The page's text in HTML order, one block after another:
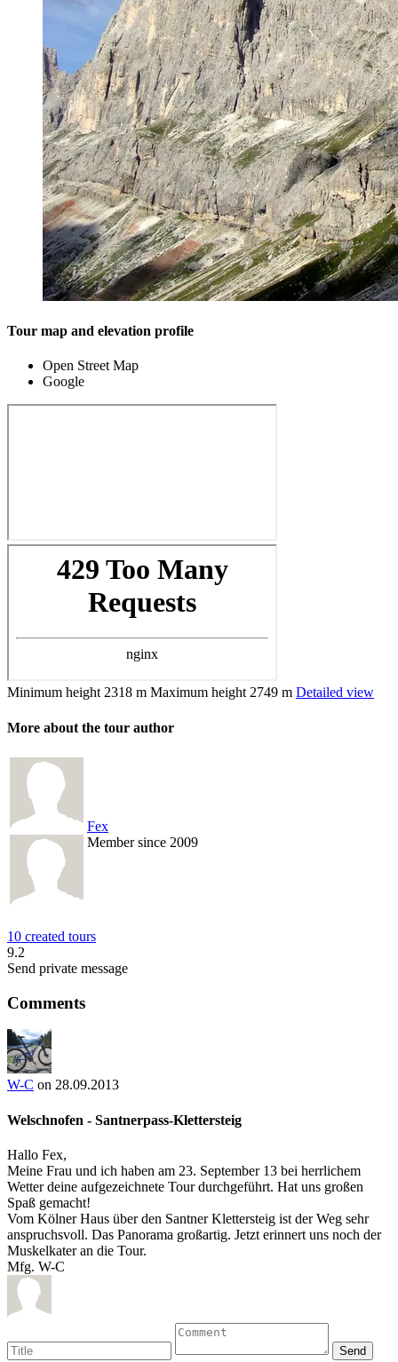
Tour map and elevation profile
Open Street Map
Google
Minimum height 2318 m Maximum height 2749 m Detailed view
More about the tour author
Fex
Member since 2009
10 created tours
9.2
Send private message
Comments
W-C on 28.09.2013
Welschnofen - Santnerpass-Klettersteig
Hallo Fex,
Meine Frau und ich haben am 23. September 13 bei herrlichem
Wetter deine aufgezeichnete Tour durchgeführt. Hat uns großen
Spaß gemacht!
Vom Kölner Haus über den Santner Klettersteig ist der Weg sehr
anspruchsvoll. Das Panorama großartig. Jetzt erinnert uns noch der
Muskelkater an die Tour.
Mfg. W-C